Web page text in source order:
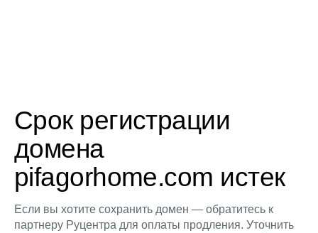
Срок регистрации
домена
pifagorhome.com истек
Если вы хотите сохранить домен — обратитесь к
партнеру Руцентра для оплаты продления. Уточнить